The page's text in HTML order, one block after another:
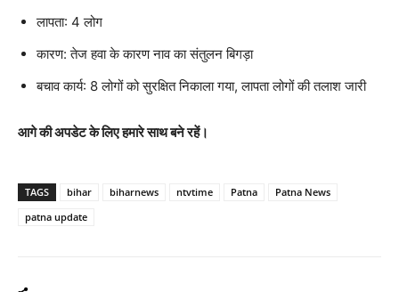
लापता: 4 लोग
कारण: तेज हवा के कारण नाव का संतुलन बिगड़ा
बचाव कार्य: 8 लोगों को सुरक्षित निकाला गया, लापता लोगों की तलाश जारी
आगे की अपडेट के लिए हमारे साथ बने रहें।
TAGS bihar biharnews ntvtime Patna
Patna News
patna update